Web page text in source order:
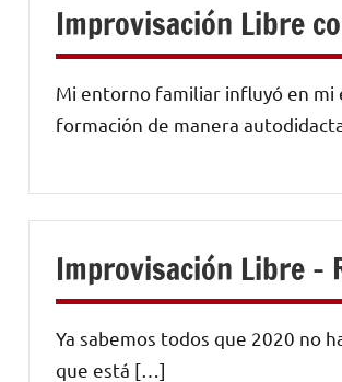
Improvisación Libre
Mi entorno familiar influyó en mi
formación de manera
Improvisación Libre –
Ya sabemos todos que 2020 no
que está […]